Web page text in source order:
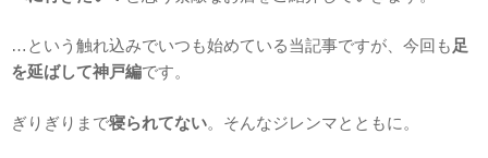
…という触れ込みでいつも始めている当記事ですが、今回も 足
を延ばして神戸編です。
ぎりぎりまで寝られてない。そんなジレンマとともに。